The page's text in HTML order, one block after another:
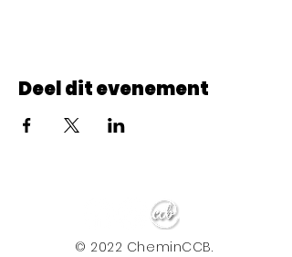
Deel dit evenement
© 2022 CheminCCB.